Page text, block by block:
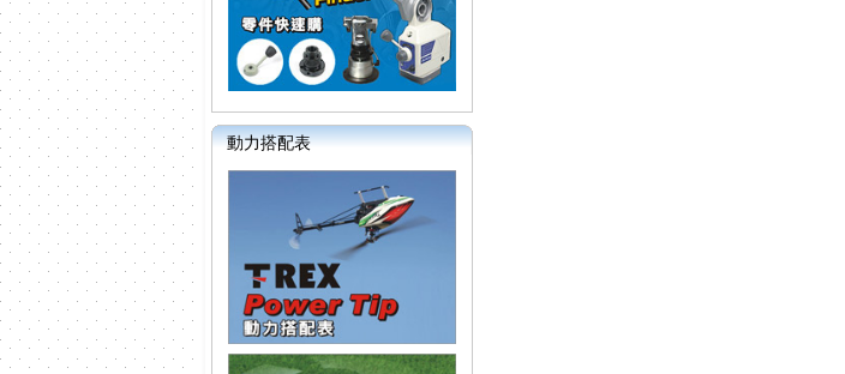
動力搭配表